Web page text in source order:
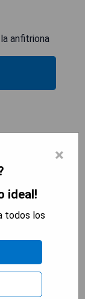
anfitriona
×
ideal!
todos los